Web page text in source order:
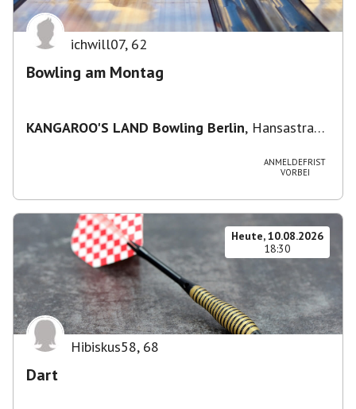
ichwill07, 62
Bowling am Montag
KANGAROO'S LAND Bowling Berlin, Hansastraße
ANMELDEFRIST
VORBEI
Heute, 10.08.2026
18:30
Hibiskus58, 68
Dart